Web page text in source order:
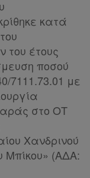
κατά
του έτους
ποσού
7111.73.01 με
στο ΟΤ
Χανδρινού
Μπίκου» (ΑΔΑ: